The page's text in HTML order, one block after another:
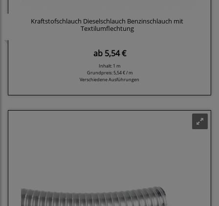
Kraftstofschlauch Dieselschlauch Benzinschlauch mit
Textilumflechtung
ab5,54 €
Inhalt: 1 m
Grundpreis:5,54 € / m
Verschiedene Ausführungen